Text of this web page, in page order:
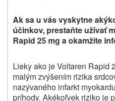
Ak sa u vás vyskytne
účinkov, prestaňte užívať
Rapid 25 mg a okamžite
Lieky ako je Voltaren Rapid
malým zvýšením rizika
nazývaného infarkt
príhody. Akékoľvek riziko je